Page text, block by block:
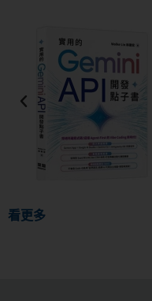
看更多